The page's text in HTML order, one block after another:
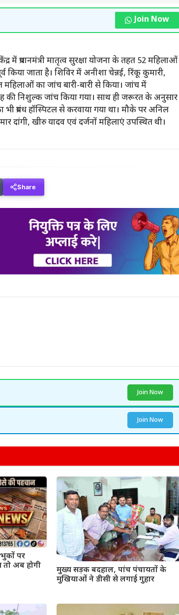
Join Now
में प्रधानमंत्री मातृत्व सुरक्षा योजना के तहत 52 महिलाओं
किया जाता है। शिविर में अनीशा चेन्नई, रिंकू कुमारी,
का जांच बारी-बारी से किया। जांच में
की निशुल्क जांच किया गया। साथ ही जरूरत के अनुसार
प्रबंध हॉस्पिटल से करवाया गया था। मौके पर अनिल
दांगी, खीरु यादव एवं दर्जनों महिलाएं उपस्थित थी।
Share
Join Now
Join Now
पर
तो अब होगी
मुख्य सड़क बदहाल, पांच पंचायतों के
मुखियाओं ने डीसी से लगाई गुहार